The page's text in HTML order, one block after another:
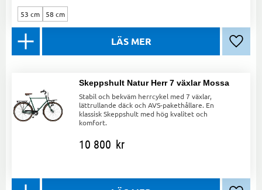
Lägg
53 cm 58 cm
Skeppshult Natur Herr 7 växlar Mossa
Stabil och bekväm herrcykel med 7 växlar,
lättrullande däck och AVS-pakethållare. En
klassisk Skeppshult med hög kvalitet och
komfort.
10 800 kr